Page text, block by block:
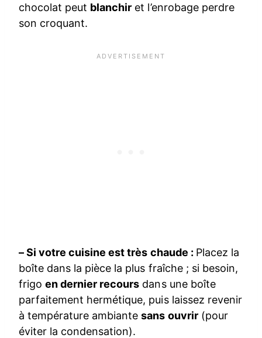
chocolat peut blanchir et l’enrobage perdre
son croquant.
– Si votre cuisine est très chaude : Placez la
boîte dans la pièce la plus fraîche ; si besoin,
frigoen dernier recours dans une boîte
parfaitement hermétique, puis laissez revenir
à température ambiantesans ouvrir(pour
éviter la condensation).